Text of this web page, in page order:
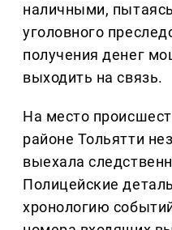
наличными,
уголовного
получения денег
выходить на связь.
На место
районе Тольятти
выехала
Полицейские
хронологию